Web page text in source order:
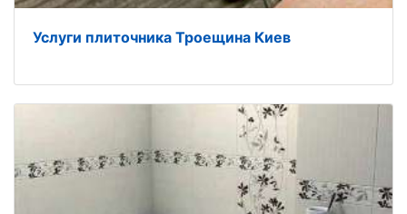
Услуги плиточника Троещина Киев